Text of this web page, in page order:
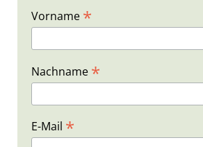
Vorname *
Nachname *
E-Mail *